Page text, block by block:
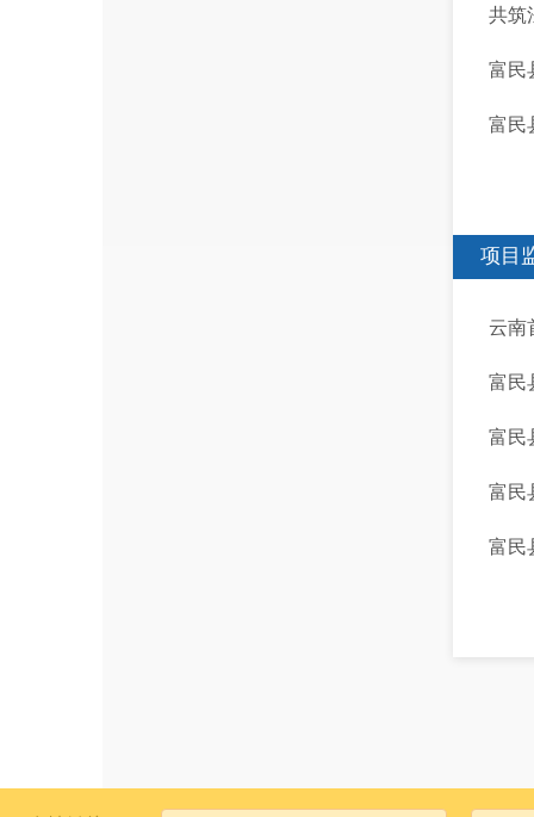
共筑
富民
富民
项目
云南
富民
富民
富民
富民